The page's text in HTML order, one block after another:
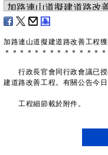
加路連山道擬建道路改善工程
＊ ＊ ＊ ＊ ＊ ＊ ＊ ＊ ＊ ＊ ＊ ＊ ＊ ＊
行政長官會同行政會議已授
建道路改善工程。有關公告今
工程細節載於附件。